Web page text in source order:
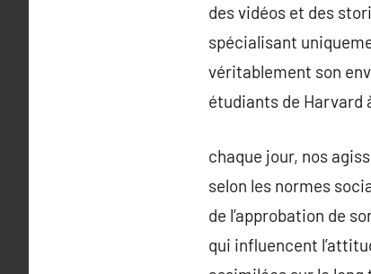
des vidéos et des
spécialisant
véritablement son
étudiants de Harvard
chaque jour, nos
selon les normes
de l’approbation de
qui influencent